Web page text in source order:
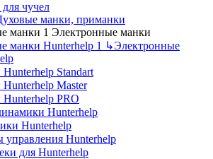
чучел
манки, приманки
Электронные манки
↳Электронные
Standart
Master
PRO
Hunterhelp
Hunterhelp
управления Hunterhelp
для Hunterhelp